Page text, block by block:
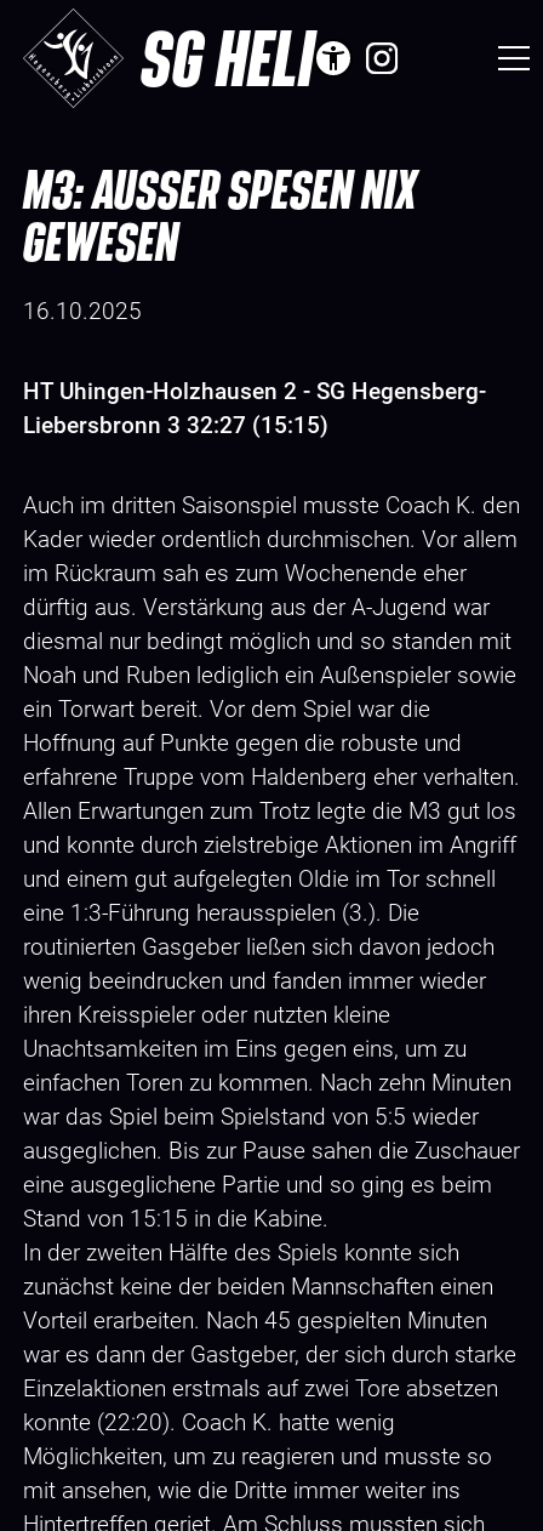
SG HELI
M3: AUSSER SPESEN NIX G
EWESEN
16.10.2025
HT Uhingen-Holzhausen 2 - SG Hegensberg-
Liebersbronn 3 32:27 (15:15)
Auch im dritten Saisonspiel musste Coach K. den
Kader wieder ordentlich durchmischen. Vor allem
im Rückraum sah es zum Wochenende eher
dürftig aus. Verstärkung aus der A-Jugend war
diesmal nur bedingt möglich und so standen mit
Noah und Ruben lediglich ein Außenspieler sowie
ein Torwart bereit. Vor dem Spiel war die
Hoffnung auf Punkte gegen die robuste und
erfahrene Truppe vom Haldenberg eher verhalten.
Allen Erwartungen zum Trotz legte die M3 gut los
und konnte durch zielstrebige Aktionen im Angriff
und einem gut aufgelegten Oldie im Tor schnell
eine 1:3-Führung herausspielen (3.). Die
routinierten Gasgeber ließen sich davon jedoch
wenig beeindrucken und fanden immer wieder
ihren Kreisspieler oder nutzten kleine
Unachtsamkeiten im Eins gegen eins, um zu
einfachen Toren zu kommen. Nach zehn Minuten
war das Spiel beim Spielstand von 5:5 wieder
ausgeglichen. Bis zur Pause sahen die Zuschauer
eine ausgeglichene Partie und so ging es beim
Stand von 15:15 in die Kabine.
In der zweiten Hälfte des Spiels konnte sich
zunächst keine der beiden Mannschaften einen
Vorteil erarbeiten. Nach 45 gespielten Minuten
war es dann der Gastgeber, der sich durch starke
Einzelaktionen erstmals auf zwei Tore absetzen
konnte (22:20). Coach K. hatte wenig
Möglichkeiten, um zu reagieren und musste so
mit ansehen, wie die Dritte immer weiter ins
Hintertreffen geriet. Am Schluss mussten sich